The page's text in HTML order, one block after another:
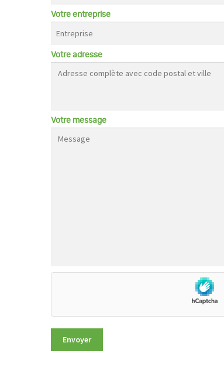
Votre entreprise
Votre adresse
Votre message